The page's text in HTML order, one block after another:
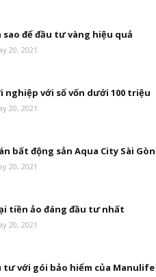
sao để đầu tư vàng hiệu quả
20, 2021
nghiệp với số vốn dưới 100 triệu
20, 2021
bất động sản Aqua City Sài Gòn
20, 2021
tiền ảo đáng đầu tư nhất
20, 2021
tư với gói bảo hiểm của Manulife